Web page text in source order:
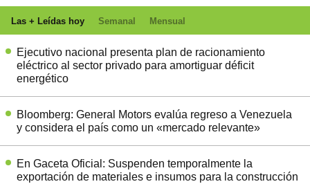
Las + Leídas hoy Semanal Mensual
Ejecutivo nacional presenta plan de racionamiento
eléctrico al sector privado para amortiguar déficit
energético
Bloomberg: General Motors evalúa regreso a Venezuela
y considera el país como un «mercado relevante»
En Gaceta Oficial: Suspenden temporalmente la
exportación de materiales e insumos para la construcción